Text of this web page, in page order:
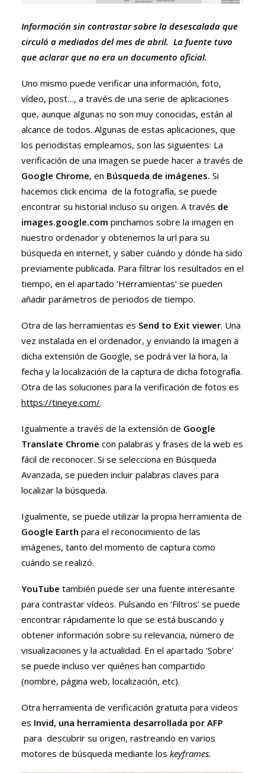
Información sin contrastar sobre la desescalada que
circuló a mediados del mes de abril. La fuente tuvo
que aclarar que no era un documento oficial.
Uno mismo puede verificar una información, foto,
vídeo, post…, a través de una serie de aplicaciones
que, aunque algunas no son muy conocidas, están al
alcance de todos. Algunas de estas aplicaciones, que
los periodistas empleamos, son las siguientes: La
verificación de una imagen se puede hacer a través de
Google Chrome, en Búsqueda de imágenes. Si
hacemos click encima de la fotografía, se puede
encontrar su historial incluso su origen. A través de
images.google.com pinchamos sobre la imagen en
nuestro ordenador y obtenemos la url para su
búsqueda en internet, y saber cuándo y dónde ha sido
previamente publicada. Para filtrar los resultados en el
tiempo, en el apartado ‘Herramientas’ se pueden
añadir parámetros de periodos de tiempo.
Otra de las herramientas es Send to Exit viewer. Una
vez instalada en el ordenador, y enviando la imagen a
dicha extensión de Google, se podrá ver la hora, la
fecha y la localización de la captura de dicha fotografía.
Otra de las soluciones para la verificación de fotos es
https://tineye.com/.
Igualmente a través de la extensión de Google
Translate Chrome con palabras y frases de la web es
fácil de reconocer. Si se selecciona en Búsqueda
Avanzada, se pueden incluir palabras claves para
localizar la búsqueda.
Igualmente, se puede utilizar la propia herramienta de
Google Earth para el reconocimiento de las
imágenes, tanto del momento de captura como
cuándo se realizó.
YouTube también puede ser una fuente interesante
para contrastar vídeos. Pulsando en ‘Filtros’ se puede
encontrar rápidamente lo que se está buscando y
obtener información sobre su relevancia, número de
visualizaciones y la actualidad. En el apartado ‘Sobre’
se puede incluso ver quiénes han compartido
(nombre, página web, localización, etc).
Otra herramienta de verificación gratuita para videos
es Invid, una herramienta desarrollada por AFP
para descubrir su origen, rastreando en varios
motores de búsqueda mediante los keyframes.